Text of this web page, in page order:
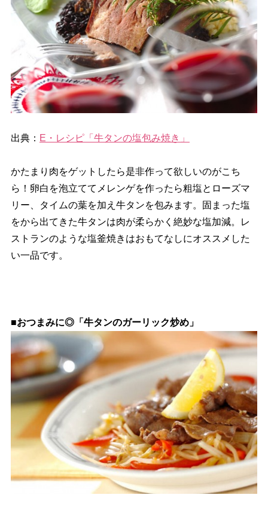
出典： E・レシピ「牛タンの塩包み焼き」
かたまり肉をゲットしたら是非作って欲しいのがこち
ら！卵白を泡立ててメレンゲを作ったら粗塩とローズマ
リー、タイムの葉を加え牛タンを包みます。固まった塩
をから出てきた牛タンは肉が柔らかく絶妙な塩加減。レ
ストランのような塩釜焼きはおもてなしにオススメした
い一品です。
■おつまみに◎「牛タンのガーリック炒め」